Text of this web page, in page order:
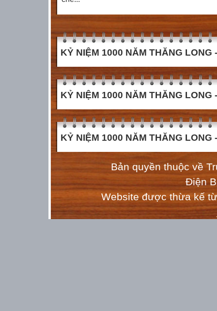
KỶ NIỆM 1000 NĂM THĂNG LONG
KỶ NIỆM 1000 NĂM THĂNG LONG
KỶ NIỆM 1000 NĂM THĂNG LONG
Bản quyền thuộc về
Điện
Website được thừa kế